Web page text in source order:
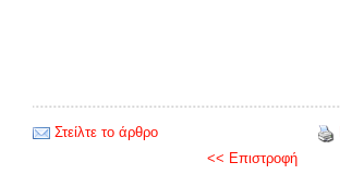
Στείλτε το άρθρο
<< Επιστροφή